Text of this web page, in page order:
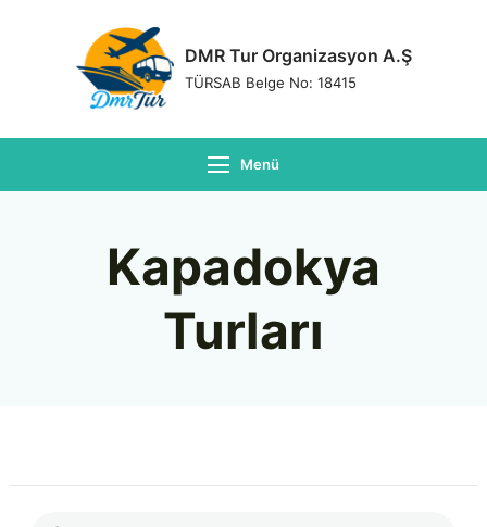
DMR Tur Organizasyon A.Ş
TÜRSAB Belge No: 18415
Menü
Kapadokya
Turları